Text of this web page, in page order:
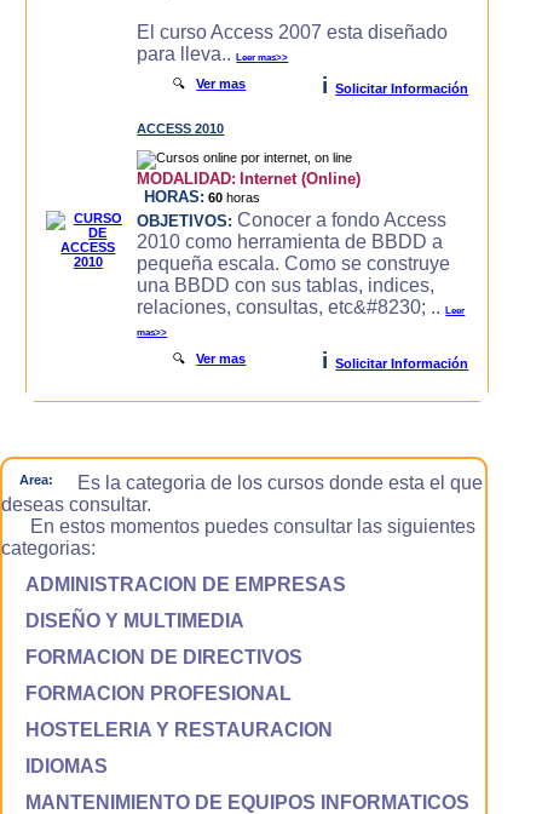
El curso Access 2007 esta diseñado
para lleva..Leer mas>>
🔍Ver mas i Solicitar Información
ACCESS 2010
MODALIDAD: Internet (Online)
HORAS: 60 horas
OBJETIVOS: Conocer a fondo Access
2010 como herramienta de BBDD a
pequeña escala. Como se construye
una BBDD con sus tablas, indices,
relaciones, consultas, etc&#8230; ..Leer
mas>>
🔍Ver mas i Solicitar Información
Area:
Es la categoria de los cursos donde esta el que
deseas consultar.
En estos momentos puedes consultar las siguientes
categorias:
ADMINISTRACION DE EMPRESAS
DISEÑO Y MULTIMEDIA
FORMACION DE DIRECTIVOS
FORMACION PROFESIONAL
HOSTELERIA Y RESTAURACION
IDIOMAS
MANTENIMIENTO DE EQUIPOS INFORMATICOS